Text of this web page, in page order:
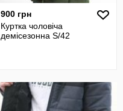
900 грн
Куртка чоловіча
демісезонна S/42